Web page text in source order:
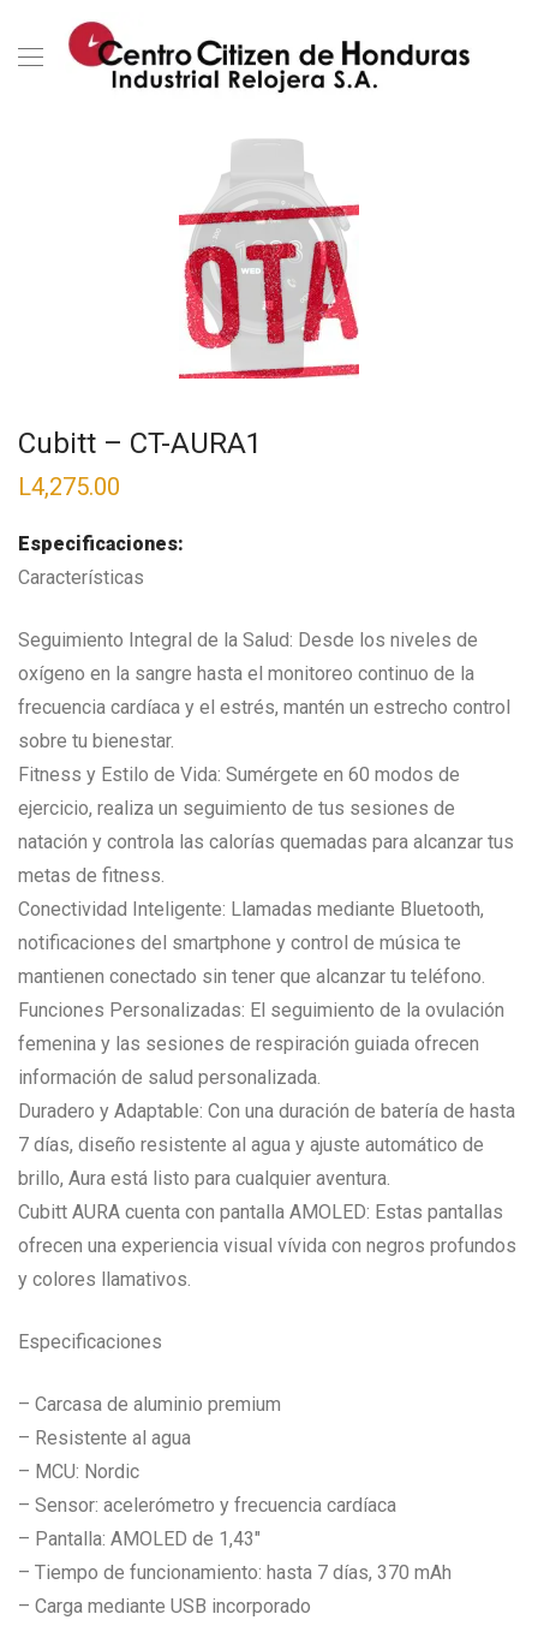
Cubitt – CT-AURA1
L4,275.00
Especificaciones:
Características
Seguimiento Integral de la Salud: Desde los niveles de
oxígeno en la sangre hasta el monitoreo continuo de la
frecuencia cardíaca y el estrés, mantén un estrecho control
sobre tu bienestar.
Fitness y Estilo de Vida: Sumérgete en 60 modos de
ejercicio, realiza un seguimiento de tus sesiones de
natación y controla las calorías quemadas para alcanzar tus
metas de fitness.
Conectividad Inteligente: Llamadas mediante Bluetooth,
notificaciones del smartphone y control de música te
mantienen conectado sin tener que alcanzar tu teléfono.
Funciones Personalizadas: El seguimiento de la ovulación
femenina y las sesiones de respiración guiada ofrecen
información de salud personalizada.
Duradero y Adaptable: Con una duración de batería de hasta
7 días, diseño resistente al agua y ajuste automático de
brillo, Aura está listo para cualquier aventura.
Cubitt AURA cuenta con pantalla AMOLED: Estas pantallas
ofrecen una experiencia visual vívida con negros profundos
y colores llamativos.
Especificaciones
– Carcasa de aluminio premium
– Resistente al agua
– MCU: Nordic
– Sensor: acelerómetro y frecuencia cardíaca
– Pantalla: AMOLED de 1,43″
– Tiempo de funcionamiento: hasta 7 días, 370 mAh
– Carga mediante USB incorporado